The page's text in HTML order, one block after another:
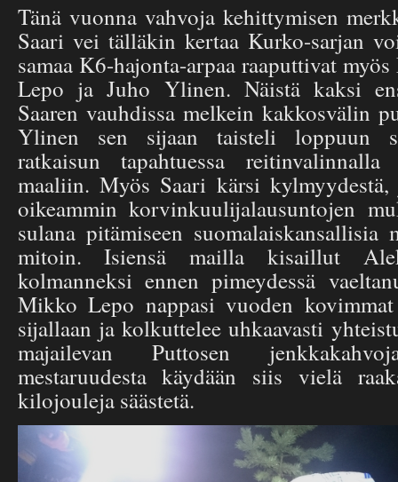
Tänä vuonna vahvoja kehittymisen
Saari vei tälläkin kertaa Kurko-sarjan
samaa K6-hajonta-arpaa raaputtivat
Lepo ja Juho Ylinen. Näistä kaksi
Saaren vauhdissa melkein kakkosvälin
Ylinen sen sijaan taisteli loppuun
ratkaisun tapahtuessa
maaliin. Myös Saari kärsi
oikeammin korvinkuulijalausuntojen
sulana pitämiseen suomalaiskansallisia
mitoin. Isiensä mailla kisaillut
kolmanneksi ennen pimeydessä
Mikko Lepo nappasi vuoden
sijallaan ja kolkuttelee uhkaavasti
majailevan Puttosen
mestaruudesta käydään siis vielä
kilojouleja säästetä.